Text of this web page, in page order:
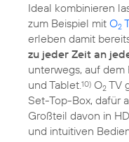
Ideal kombinieren
zum Beispiel mit O2
erleben damit
zu jeder Zeit an
unterwegs, auf
und Tablet.10) O2 TV
Set-Top-Box, dafür
Großteil davon in
und intuitiven